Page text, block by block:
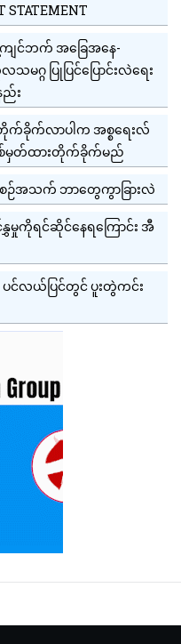
STATEMENT
ျင်ဘက် အခြေအနေ-
ဂ ပြုပြင်ပြောင်းလဲရေး
း
ခိုက်လာပါက အစ္စရေးလ်
မှတ်ထားတိုက်ခိုက်မည်
အသက် ဘာတွေကွာခြားလဲ
ကိုရင်ဆိုင်နေရကြောင်း အီ
ပင်လယ်ပြင်တွင် ပူးတွဲကင်း